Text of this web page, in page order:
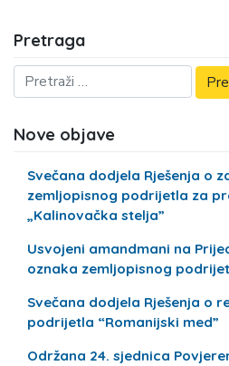
Pretraga
Nove objave
Svečana dodjela Rješenja o
zemljopisnog podrijetla za
„Kalinovačka stelja”
Usvojeni amandmani na
oznaka zemljopisnog
Svečana dodjela Rješenja o
podrijetla “Romanijski med”
Održana 24. sjednica